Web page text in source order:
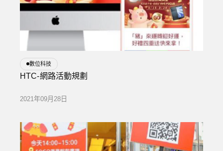
數位科技
HTC-網路活動規劃
2021年09月28日